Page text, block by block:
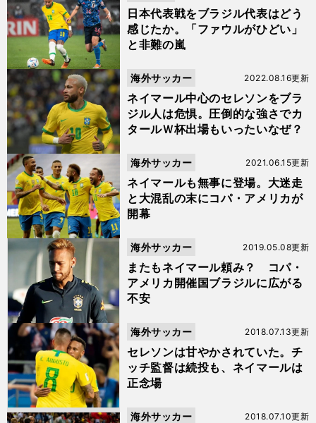
日本代表戦をブラジル代表はどう
感じたか。「ファウルがひどい」
と非難の嵐
ネイマール中心のセレソンをブラ
ジル人は危惧。圧倒的な強さでカ
タールＷ杯出場もいったいなぜ？
2022.08.16更新
海外サッカー
ネイマールも無事に登場。大迷走
と大混乱の末にコパ・アメリカが
開幕
2021.06.15更新
海外サッカー
またもネイマール頼み？ コパ・
アメリカ開催国ブラジルに広がる
不安
2019.05.08更新
海外サッカー
セレソンは甘やかされていた。チ
ッチ監督は続投も、ネイマールは
正念場
2018.07.13更新
海外サッカー
2018.07.10更新
海外サッカー